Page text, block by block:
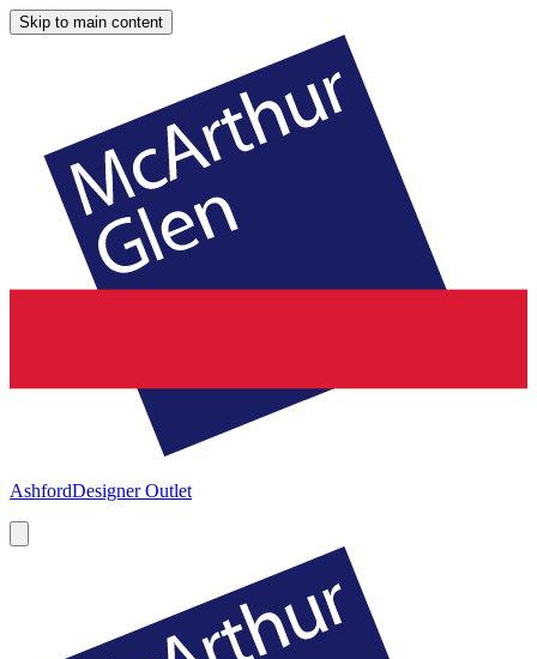
Skip to main content
AshfordDesigner Outlet